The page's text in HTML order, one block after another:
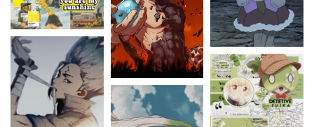
SAKAMOTO DAYS
SEVEN DEADLY SINS
SOLO LEVELING